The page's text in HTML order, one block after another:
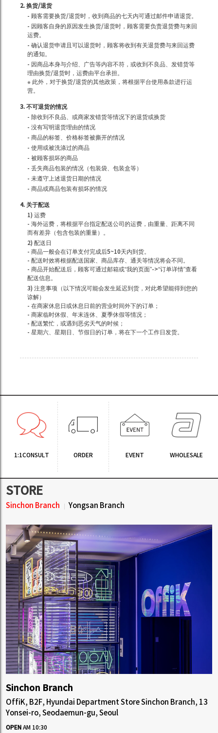
2. 换货/退货
- 顾客需要换货/退货时，收到商品的七天内可通过邮件申请退货。
- 因顾客自身的原因发生换货/退货时，顾客需要负责退货费与来回
运费。
- 确认退货申请且可以退货时，顾客将收到有关退货费与来回运费
的通知。
- 因商品本身与介绍、广告等内容不符，或收到不良品、发错货等
理由换货/退货时，运费由平台承担。
※ 此外，对于换货/退货的其他政策，将根据平台使用条款进行运
营。
3. 不可退货的情况
- 除收到不良品、或商家发错货等情况下的退货或换货
- 没有写明退货理由的情况
- 商品的标签、价格标签被撕开的情况
- 使用或被洗涤过的商品
- 被顾客损坏的商品
- 丢失商品包装的情况（包装袋、包装盒等）
- 未遵守上述退货日期的情况
- 商品或商品包装有损坏的情况
4. 关于配送
1) 运费
- 海外运费，将根据平台指定配送公司的运费，由重量、距离不同
而有差异（包含包装的重量）。
2) 配送日
- 商品一般会在订单支付完成后5~10天内到货。
- 配送时效将根据配送国家、商品库存、通关等情况将会不同。
- 商品开始配送后，顾客可通过邮箱或“我的页面”->“订单详情”查看
配送信息。
3) 注意事项（以下情况可能会发生延迟到货，对此希望能得到您的
谅解）
- 在商家休息日或休息日前的营业时间外下的订单；
- 商家临时休假、年末连休、夏季休假等情况；
- 配送繁忙，或遇到恶劣天气的时候；
- 星期六、星期日、节假日的订单，将在下一个工作日发货。
1:1CONSULT ORDER EVENT WHOLESALE
STORE
Sinchon Branch Yongsan Branch
Sinchon Branch
OffiK, B2F, Hyundai Department Store Sinchon Branch, 13
Yonsei-ro, Seodaemun-gu, Seoul
OPEN AM 10:30